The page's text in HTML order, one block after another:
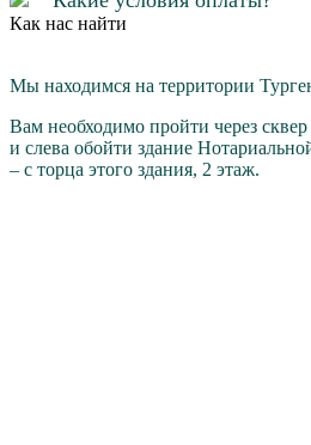
Как нас найти
Мы находимся на территории
Вам необходимо пройти через
и слева обойти здание
– с торца этого здания, 2 этаж.